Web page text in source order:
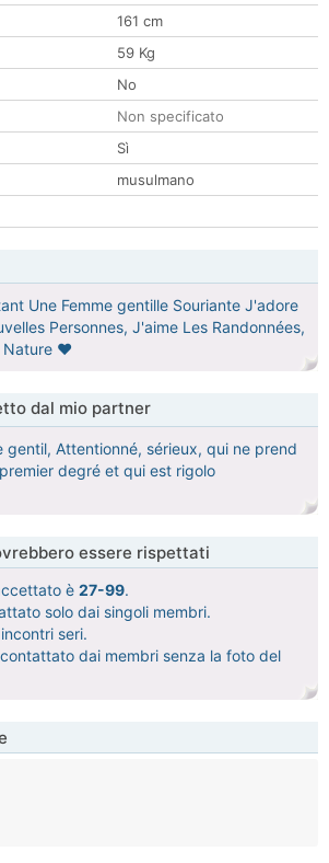
161 cm
59 Kg
No
Non specificato
Sì
musulmano
Une Femme gentille Souriante J'adore
Personnes, J'aime Les Randonnées,
Nature ♥️
dal mio partner
gentil, Attentionné, sérieux, qui ne prend
degré et qui est rigolo
essere rispettati
è 27-99.
solo dai singoli membri.
seri.
dai membri senza la foto del